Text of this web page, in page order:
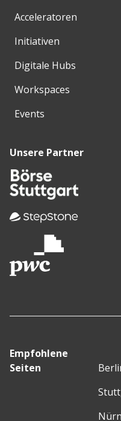
Acceleratoren
Initiativen
Digitale Hubs
Workspaces
Events
Unsere Partner
Empfohlene
Seiten